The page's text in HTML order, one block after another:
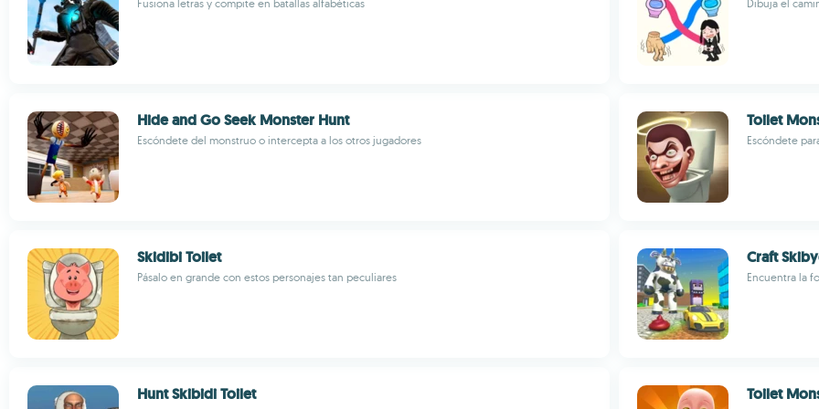
Fusiona letras y compite en batallas alfabéticas Dibuja el
Hide and Go Seek Monster Hunt
Escóndete del monstruo o intercepta a los otros jugadores
Toilet
Escóndete
Skidibi Toilet
Pásalo en grande con estos personajes tan peculiares
Craft
Encuentra la
Hunt Skibidi Toilet Toilet